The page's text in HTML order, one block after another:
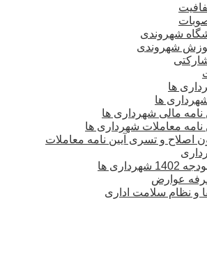
شهروندی
شهروندی
ها
شهرداری ها
نامه مالی شهرداری ها
نامه معاملات شهرداری ها
اصلاح و تسری آیین نامه معاملات
ها
عوارض
و نظام سلامت اداری